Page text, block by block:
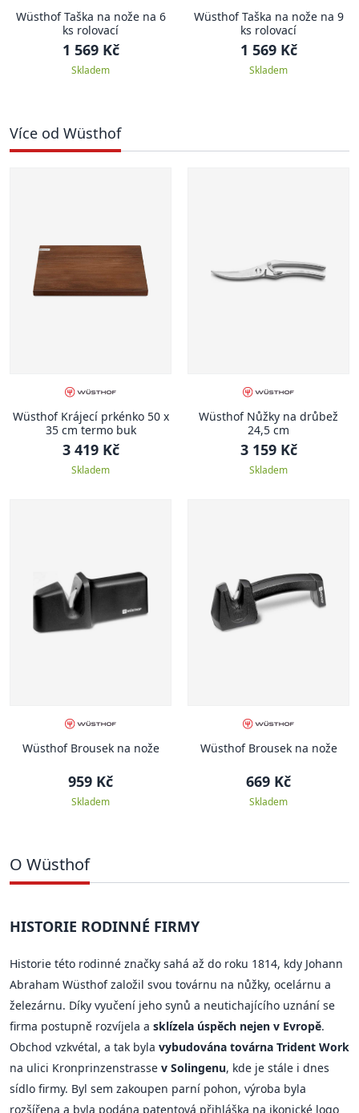
Wüsthof Taška na nože na 6
ks rolovací
1 569 Kč
Skladem
Wüsthof Taška na nože na 9
ks rolovací
1 569 Kč
Skladem
Více od Wüsthof
Wüsthof Krájecí prkénko 50 x
35 cm termo buk
3 419 Kč
Skladem
Wüsthof Nůžky na drůbež
24,5 cm
3 159 Kč
Skladem
Wüsthof Brousek na nože
959 Kč
Skladem
Wüsthof Brousek na nože
669 Kč
Skladem
O Wüsthof
HISTORIE RODINNÉ FIRMY
Historie této rodinné značky sahá až do roku 1814, kdy Johann
Abraham Wüsthof založil svou továrnu na nůžky, ocelárnu a
železárnu. Díky vyučení jeho synů a neutichajícího uznání se
firma postupně rozvíjela a sklízela úspěch nejen v Evropě.
Obchod vzkvétal, a tak byla vybudována továrna Trident Work
na ulici Kronprinzenstrasse v Solingenu, kde je stále i dnes
sídlo firmy. Byl sem zakoupen parní pohon, výroba byla
rozšířena a byla podána patentová přihláška na ikonické logo